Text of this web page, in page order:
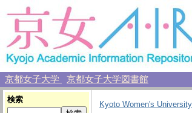
京都女子大学 京都女子大学図書館
検索
Kyoto Women's